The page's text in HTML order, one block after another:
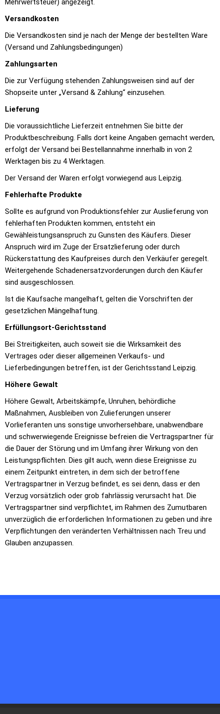
Mehrwertsteuer) angezeigt.
Versandkosten
Die Versandkosten sind je nach der Menge der bestellten Ware
(Versand und Zahlungsbedingungen)
Zahlungsarten
Die zur Verfügung stehenden Zahlungsweisen sind auf der
Shopseite unter „Versand & Zahlung“ einzusehen.
Lieferung
Die voraussichtliche Lieferzeit entnehmen Sie bitte der
Produktbeschreibung. Falls dort keine Angaben gemacht werden,
erfolgt der Versand bei Bestellannahme innerhalb in von 2
Werktagen bis zu 4 Werktagen.
Der Versand der Waren erfolgt vorwiegend aus Leipzig.
Fehlerhafte Produkte
Sollte es aufgrund von Produktionsfehler zur Auslieferung von
fehlerhaften Produkten kommen, entsteht ein
Gewähleistungsanspruch zu Gunsten des Käufers. Dieser
Anspruch wird im Zuge der Ersatzlieferung oder durch
Rückerstattung des Kaufpreises durch den Verkäufer geregelt.
Weitergehende Schadenersatzvorderungen durch den Käufer
sind ausgeschlossen.
Ist die Kaufsache mangelhaft, gelten die Vorschriften der
gesetzlichen Mängelhaftung.
Erfüllungsort-Gerichtsstand
Bei Streitigkeiten, auch soweit sie die Wirksamkeit des
Vertrages oder dieser allgemeinen Verkaufs- und
Lieferbedingungen betreffen, ist der Gerichtsstand Leipzig.
Höhere Gewalt
Höhere Gewalt, Arbeitskämpfe, Unruhen, behördliche
Maßnahmen, Ausbleiben von Zulieferungen unserer
Vorlieferanten uns sonstige unvorhersehbare, unabwendbare
und schwerwiegende Ereignisse befreien die Vertragspartner für
die Dauer der Störung und im Umfang ihrer Wirkung von den
Leistungspflichten. Dies gilt auch, wenn diese Ereignisse zu
einem Zeitpunkt eintreten, in dem sich der betroffene
Vertragspartner in Verzug befindet, es sei denn, dass er den
Verzug vorsätzlich oder grob fahrlässig verursacht hat. Die
Vertragspartner sind verpflichtet, im Rahmen des Zumutbaren
unverzüglich die erforderlichen Informationen zu geben und ihre
Verpflichtungen den veränderten Verhältnissen nach Treu und
Glauben anzupassen.